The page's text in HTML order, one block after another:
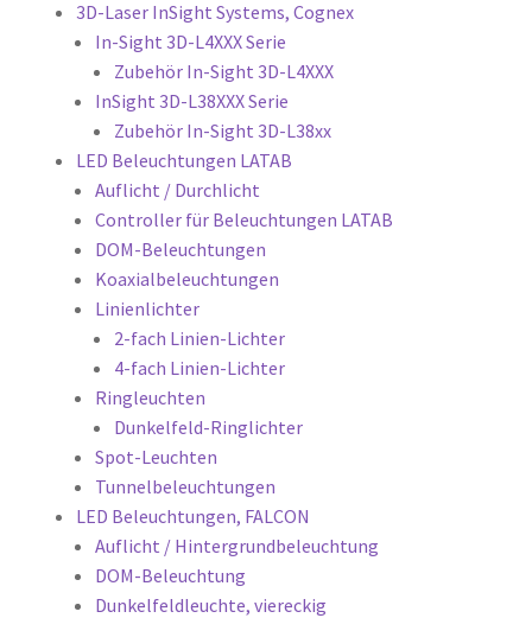
3D-Laser InSight Systems, Cognex
In-Sight 3D-L4XXX Serie
Zubehör In-Sight 3D-L4XXX
InSight 3D-L38XXX Serie
Zubehör In-Sight 3D-L38xx
LED Beleuchtungen LATAB
Auflicht / Durchlicht
Controller für Beleuchtungen LATAB
DOM-Beleuchtungen
Koaxialbeleuchtungen
Linienlichter
2-fach Linien-Lichter
4-fach Linien-Lichter
Ringleuchten
Dunkelfeld-Ringlichter
Spot-Leuchten
Tunnelbeleuchtungen
LED Beleuchtungen, FALCON
Auflicht / Hintergrundbeleuchtung
DOM-Beleuchtung
Dunkelfeldleuchte, viereckig